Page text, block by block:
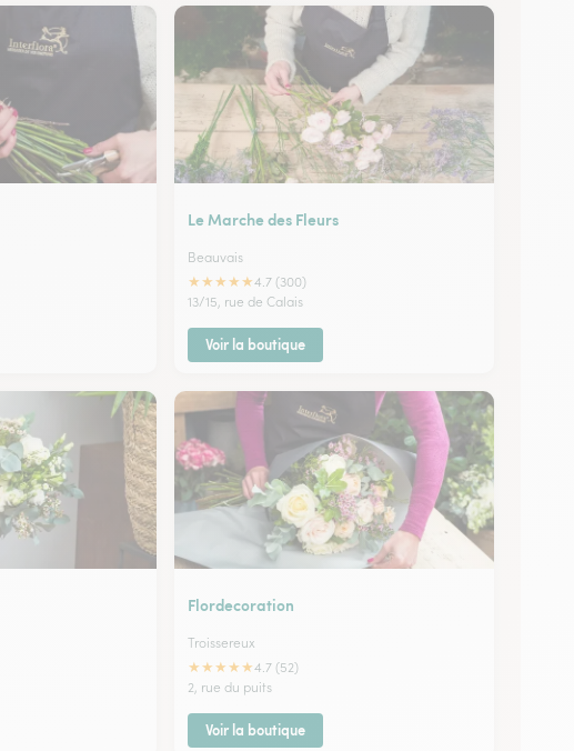
Le Marche des Fleurs
Beauvais
★★★★★4.7 (300)
13/15, rue de Calais
Voir la boutique
Flordecoration
Troissereux
★★★★★4.7 (52)
2, rue du puits
Voir la boutique